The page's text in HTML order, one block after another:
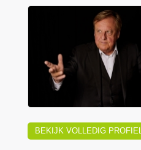
BEKIJK VOLLEDIG PROFIEL